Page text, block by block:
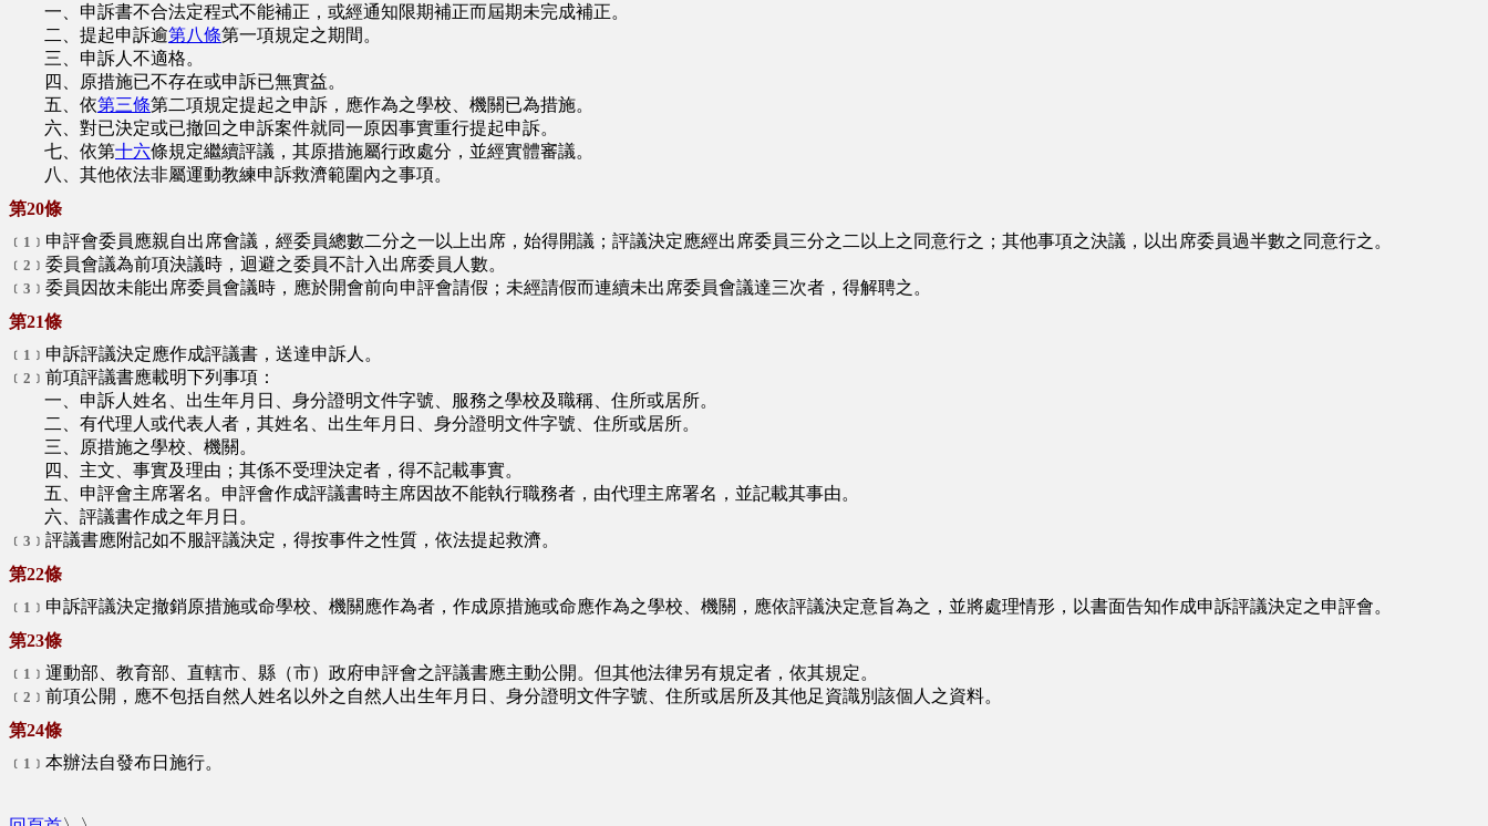
一、申訴書不合法定程式不能補正，或經通知限期補正而屆期未完成補正。
二、提起申訴逾第八條第一項規定之期間。
三、申訴人不適格。
四、原措施已不存在或申訴已無實益。
五、依第三條第二項規定提起之申訴，應作為之學校、機關已為措施。
六、對已決定或已撤回之申訴案件就同一原因事實重行提起申訴。
七、依第十六條規定繼續評議，其原措施屬行政處分，並經實體審議。
八、其他依法非屬運動教練申訴救濟範圍內之事項。
第20條
﹝1﹞ 申評會委員應親自出席會議，經委員總數二分之一以上出席，始得開議；評議決定應經出席委員三分之二以上之同意行之；其他事項之決議，以出席委員過半數之同意行之。
﹝2﹞ 委員會議為前項決議時，迴避之委員不計入出席委員人數。
﹝3﹞ 委員因故未能出席委員會議時，應於開會前向申評會請假；未經請假而連續未出席委員會議達三次者，得解聘之。
第21條
﹝1﹞ 申訴評議決定應作成評議書，送達申訴人。
﹝2﹞ 前項評議書應載明下列事項：
一、申訴人姓名、出生年月日、身分證明文件字號、服務之學校及職稱、住所或居所。
二、有代理人或代表人者，其姓名、出生年月日、身分證明文件字號、住所或居所。
三、原措施之學校、機關。
四、主文、事實及理由；其係不受理決定者，得不記載事實。
五、申評會主席署名。申評會作成評議書時主席因故不能執行職務者，由代理主席署名，並記載其事由。
六、評議書作成之年月日。
﹝3﹞ 評議書應附記如不服評議決定，得按事件之性質，依法提起救濟。
第22條
﹝1﹞ 申訴評議決定撤銷原措施或命學校、機關應作為者，作成原措施或命應作為之學校、機關，應依評議決定意旨為之，並將處理情形，以書面告知作成申訴評議決定之申評會。
第23條
﹝1﹞ 運動部、教育部、直轄市、縣（市）政府申評會之評議書應主動公開。但其他法律另有規定者，依其規定。
﹝2﹞ 前項公開，應不包括自然人姓名以外之自然人出生年月日、身分證明文件字號、住所或居所及其他足資識別該個人之資料。
第24條
﹝1﹞ 本辦法自發布日施行。